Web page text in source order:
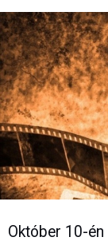
Október 10-